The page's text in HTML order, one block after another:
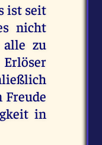
ist seit
nicht
alle zu
in